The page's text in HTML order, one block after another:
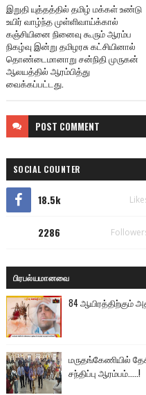
இறுதி யுத்தத்தில் தமிழ் மக்கள் உண்டு
உயிர் வாழ்ந்த முள்ளிவாய்க்கால்
கஞ்சியினை நினைவு கூரும் ஆரம்ப
நிகழ்வு இன்று தமிழரசு கட்சியினால்
தொண்டைமானாறு சன்நிதி முருகன்
ஆலயத்தில் ஆரம்பித்து
வைக்கப்பட்டது.
POST COMMENT
SOCIAL COUNTER
18.5k
2286
பிரபல்யமானவை
84 ஆயிரத்திற்கும்
மருதங்கேணியில்
சந்திப்பு ஆரம்பம்.....!